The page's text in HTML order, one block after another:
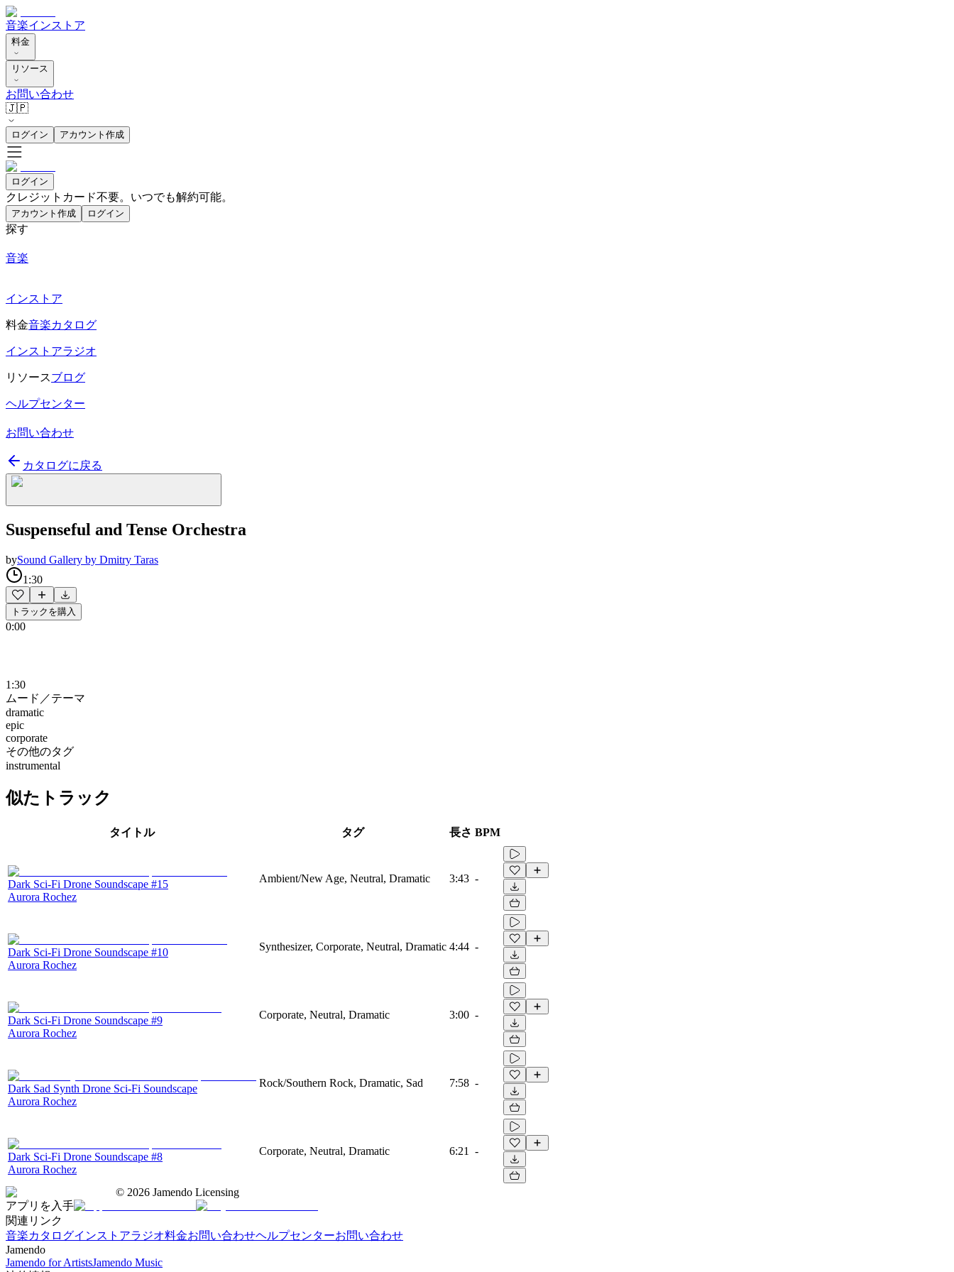
音楽インストア
料金
リソース
お問い合わせ
🇯🇵
ログイン アカウント作成
ログイン
クレジットカード不要。いつでも解約可能。
アカウント作成 ログイン
探す
音楽
インストア
料金音楽カタログ
インストアラジオ
リソースブログ
ヘルプセンター
お問い合わせ
カタログに戻る
Suspenseful and Tense Orchestra
bySound Gallery by Dmitry Taras
1:30
トラックを購入
0:00
1:30
ムード／テーマ
dramatic
epic
corporate
その他のタグ
instrumental
似たトラック
タイトル タグ 長さ BPM
Dark Sci-Fi Drone Soundscape #15
Aurora Rochez
Ambient/New Age, Neutral, Dramatic 3:43 -
Dark Sci-Fi Drone Soundscape #10
Aurora Rochez
Synthesizer, Corporate, Neutral, Dramatic 4:44 -
Dark Sci-Fi Drone Soundscape #9
Aurora Rochez
Corporate, Neutral, Dramatic 3:00 -
Dark Sad Synth Drone Sci-Fi Soundscape
Aurora Rochez
Rock/Southern Rock, Dramatic, Sad 7:58 -
Dark Sci-Fi Drone Soundscape #8
Aurora Rochez
Corporate, Neutral, Dramatic 6:21 -
© 2026 Jamendo Licensing
アプリを入手
関連リンク
音楽カタログインストアラジオ料金お問い合わせヘルプセンターお問い合わせ
Jamendo
Jamendo for ArtistsJamendo Music